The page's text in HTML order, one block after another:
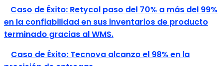
Caso de Éxito: Retycol paso del 70% a más del 99%
en la confiabilidad en sus inventarios de producto
terminado gracias al WMS.
Caso de Éxito: Tecnova alcanzo el 98% en la